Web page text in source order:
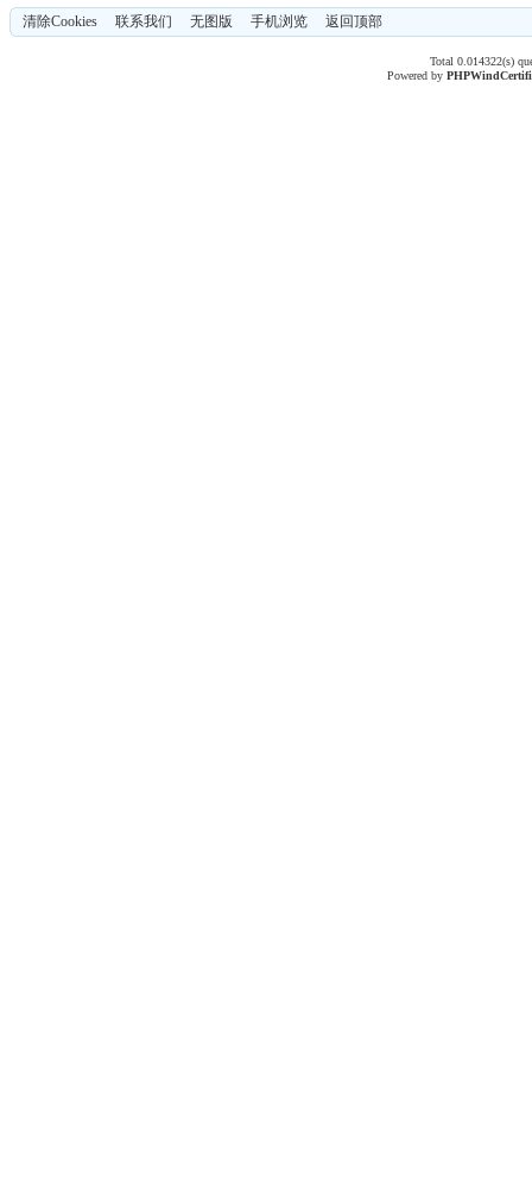
清除Cookies 联系我们 无图版 手机浏览 返回顶部
Total 0.014322(s)
Powered byPHPWind